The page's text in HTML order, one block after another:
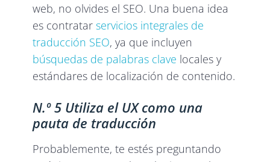
web, no olvides el SEO. Una buena idea
es contratar servicios integrales de
traducción SEO, ya que incluyen
búsquedas de palabras clave locales y
estándares de localización de contenido.
N.º 5 Utiliza el UX como una
pauta de traducción
Probablemente, te estés preguntando